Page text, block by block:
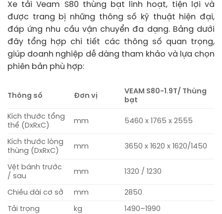
Xe tải Veam S80 thùng bạt linh hoạt, tiện lợi và
được trang bị những thông số kỹ thuật hiện đại,
đáp ứng nhu cầu vận chuyển đa dạng. Bảng dưới
đây tổng hợp chi tiết các thông số quan trọng,
giúp doanh nghiệp dễ dàng tham khảo và lựa chọn
phiên bản phù hợp:
Thông số Đơn vị
VEAM S80-1.9T/ Thùng
bạt
Kích thước tổng
thể (DxRxC)
mm 5460 x 1765 x 2555
Kích thước lòng
thùng (DxRxC)
mm 3650 x 1620 x 1620/1450
Vệt bánh trước
/ sau
mm 1320 / 1230
Chiều dài cơ sở mm 2850
Tải trọng kg 1490–1990